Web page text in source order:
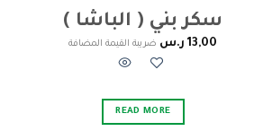
سكر بني ( الباشا )
13,00 ر.س ضريبة القيمة المضافة
READ MORE